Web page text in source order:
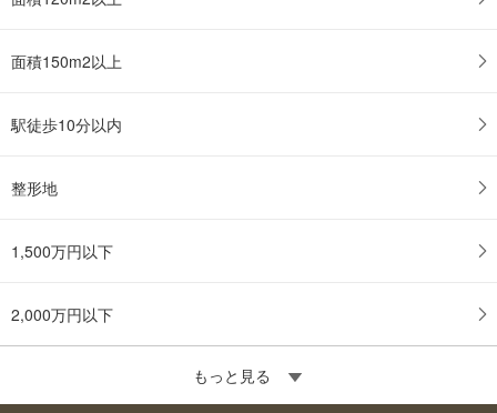
面積150m2以上
駅徒歩10分以内
整形地
1,500万円以下
2,000万円以下
もっと見る